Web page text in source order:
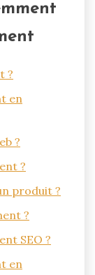
?
en
?
?
produit ?
?
SEO ?
en